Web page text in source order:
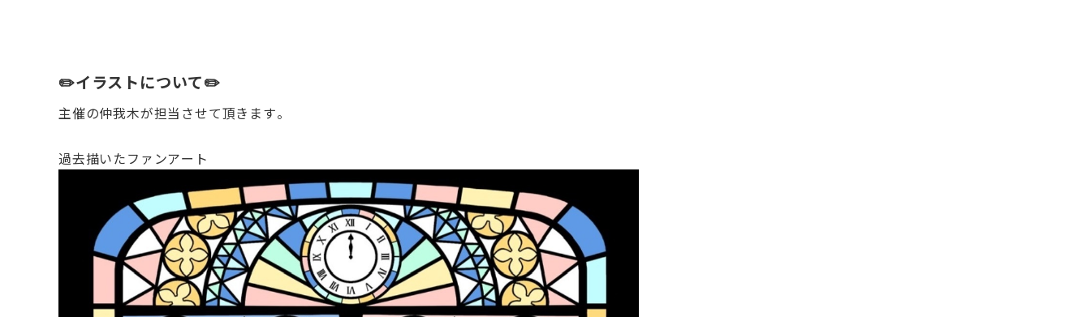
✏️イラストについて✏️
主催の仲我木が担当させて頂きます。
過去描いたファンアート